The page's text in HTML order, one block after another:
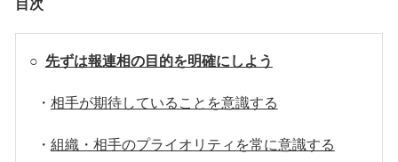
目次
○ 先ずは報連相の目的を明確にしよう
・ 相手が期待していることを意識する
・ 組織・相手のプライオリティを常に意識する